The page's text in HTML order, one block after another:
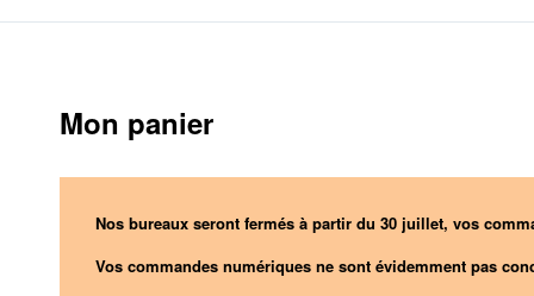
Mon panier
Nos bureaux seront fermés à partir du 30 juillet, vos
Vos commandes numériques ne sont évidemment pas